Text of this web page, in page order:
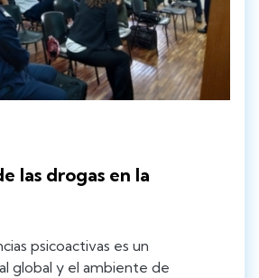
las drogas en la
psicoactivas es un
global y el ambiente de